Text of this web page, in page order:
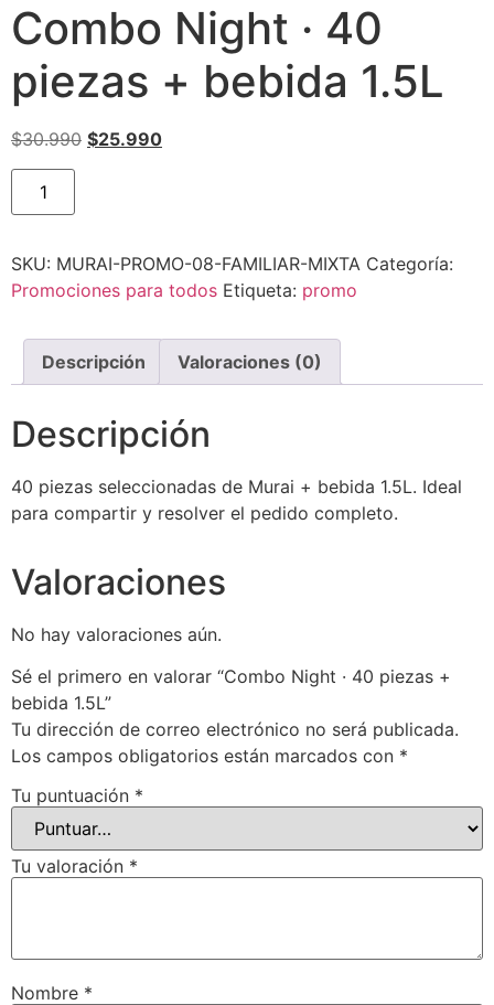
Combo Night · 40
piezas + bebida 1.5L
$30.990 $25.990
SKU: MURAI-PROMO-08-FAMILIAR-MIXTA Categoría:
Promociones para todos Etiqueta: promo
Descripción Valoraciones (0)
Descripción
40 piezas seleccionadas de Murai + bebida 1.5L. Ideal
para compartir y resolver el pedido completo.
Valoraciones
No hay valoraciones aún.
Sé el primero en valorar “Combo Night · 40 piezas +
bebida 1.5L”
Tu dirección de correo electrónico no será publicada.
Los campos obligatorios están marcados con *
Tu puntuación *
Tu valoración *
Nombre *